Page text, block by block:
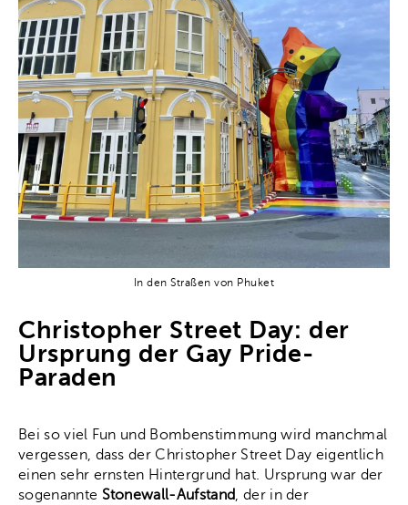
In den Straßen von Phuket
Christopher Street Day: der
Ursprung der Gay Pride-
Paraden
Bei so viel Fun und Bombenstimmung wird manchmal
vergessen, dass der Christopher Street Day eigentlich
einen sehr ernsten Hintergrund hat. Ursprung war der
sogenannte Stonewall-Aufstand
, der in der